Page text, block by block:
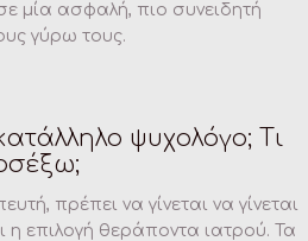
μία ασφαλή, πιο συνειδητή
γύρω τους.
ψυχολόγο; Τι
πρέπει να γίνεται να γίνεται
επιλογή θεράποντα ιατρού. Τα